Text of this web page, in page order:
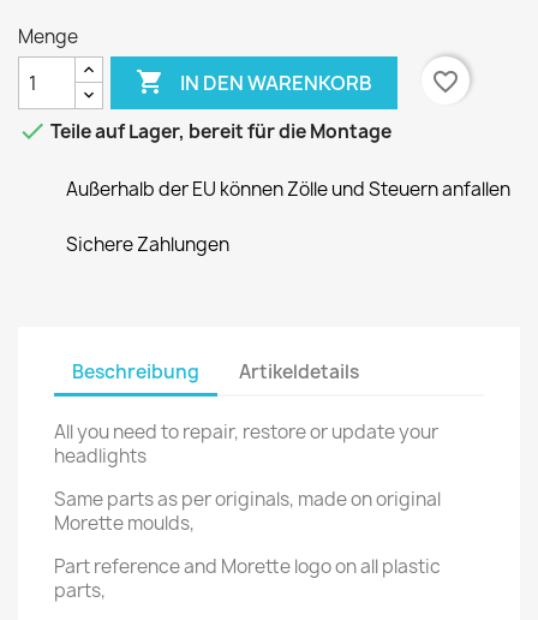
Menge
 IN DEN WARENKORB
favorite_border
 Teile auf Lager, bereit für die Montage
Außerhalb der EU können Zölle und Steuern anfallen
Sichere Zahlungen
Beschreibung Artikeldetails
All you need to repair, restore or update your
headlights
Same parts as per originals, made on original
Morette moulds,
Part reference and Morette logo on all plastic
parts,